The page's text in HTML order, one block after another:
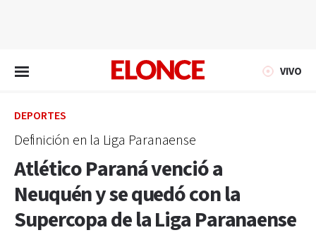
VIVO
DEPORTES
Definición en la Liga Paranaense
Atlético Paraná venció a
Neuquén y se quedó con la
Supercopa de la Liga Paranaense